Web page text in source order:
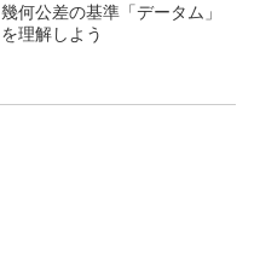
幾何公差の基準「データム」
を理解しよう